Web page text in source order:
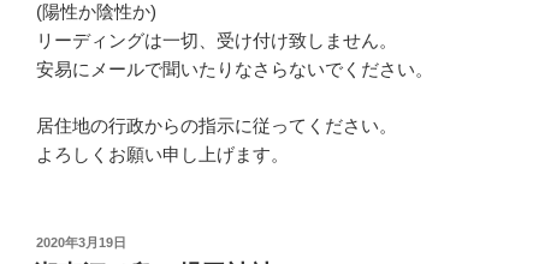
(陽性か陰性か)
リーディングは一切、受け付け致しません。
安易にメールで聞いたりなさらないでください。
居住地の行政からの指示に従ってください。
よろしくお願い申し上げます。
投
2020年3月19日